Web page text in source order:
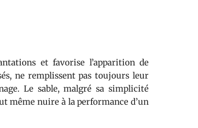
et favorise l’apparition de
ne remplissent pas toujours leur
Le sable, malgré sa simplicité
même nuire à la performance d’un